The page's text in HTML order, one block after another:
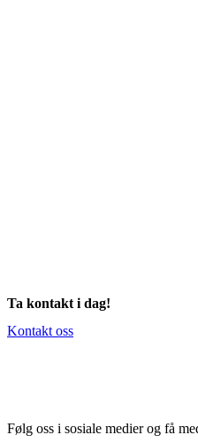
Ta kontakt i dag!
Kontakt oss
Følg oss i sosiale medier og få